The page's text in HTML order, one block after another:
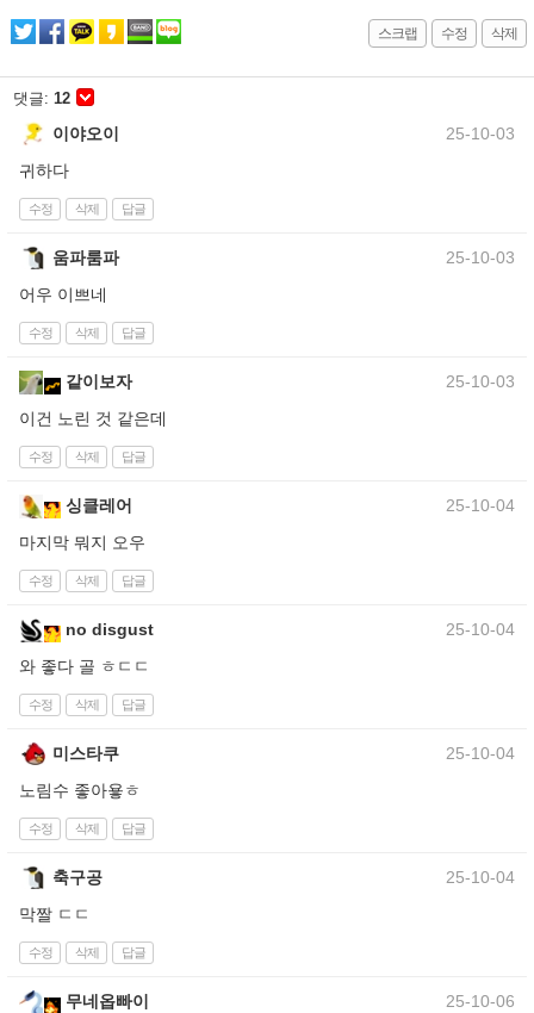
스크랩 수정 삭제
댓글: 12
이야오이
25-10-03
귀하다
수정 삭제 답글
움파룸파
25-10-03
어우 이쁘네
수정 삭제 답글
같이보자
25-10-03
이건 노린 것 같은데
수정 삭제 답글
싱클레어
25-10-04
마지막 뭐지 오우
수정 삭제 답글
no disgust
25-10-04
와 좋다 골 ㅎㄷㄷ
수정 삭제 답글
미스타쿠
25-10-04
노림수 좋아욯ㅎ
수정 삭제 답글
축구공
25-10-04
막짤 ㄷㄷ
수정 삭제 답글
무네옵빠이
25-10-06